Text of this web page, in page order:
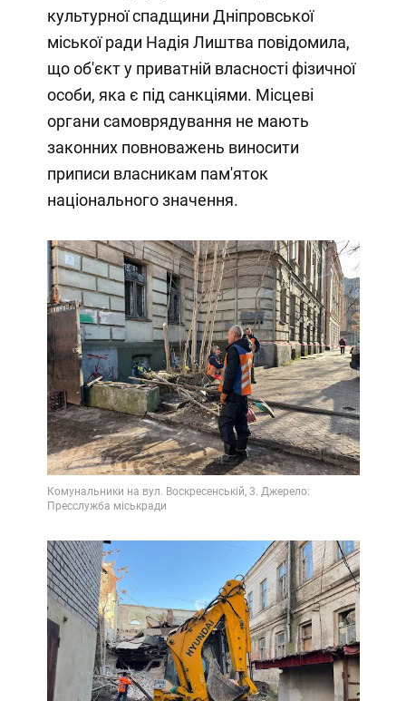
культурної спадщини Дніпровської
міської ради Надія Лиштва повідомила,
що об'єкт у приватній власності фізичної
особи, яка є під санкціями. Місцеві
органи самоврядування не мають
законних повноважень виносити
приписи власникам пам'яток
національного значення.